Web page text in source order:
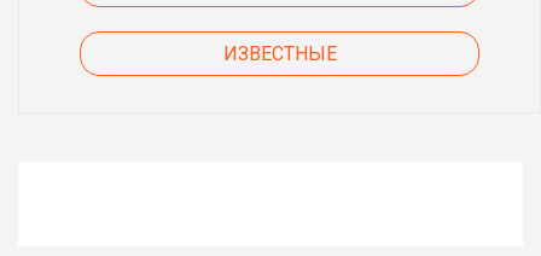
ИЗВЕСТНЫЕ